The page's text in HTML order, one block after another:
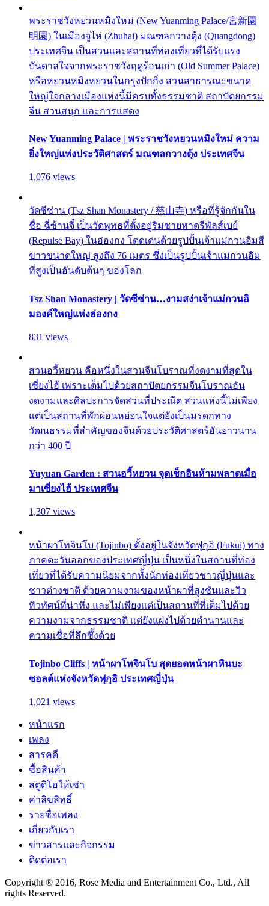
พระราชวังหยวนหมิงใหม่ (New Yuanming Palace/宮新園
明園) ในเมืองจูไห่ (Zhuhai) มณฑลกวางตุ้ง (Quangdong)
ประเทศจีน เป็นสวนและสถานที่ท่องเที่ยวที่ได้รับแรง
บันดาลใจจากพระราชวังฤดูร้อนเก่า (Old Summer Palace)
หรือหยวนหมิงหยวนในกรุงปักกิ่ง สวนสาธารณะขนาด
ใหญ่ใจกลางเมืองแห่งนี้มีครบทั้งธรรมชาติ สถาปัตยกรรม
จีน สวนสนุก และการแสดง
New Yuanming Palace | พระราชวังหยวนหมิงใหม่ ความ
ยิ่งใหญ่แห่งประวัติศาสตร์ มณฑลกวางตุ้ง ประเทศจีน
1,076 views
วัดซีซ่าน (Tsz Shan Monastery / 慈山寺) หรือที่รู้จักกันใน
ชื่อ ฉี่ซ้านจี๋ เป็นวัดพุทธที่ตั้งอยู่ริมชายหาดรีพัลส์เบย์
(Repulse Bay) ในฮ่องกง โดดเด่นด้วยรูปปั้นเจ้าแม่กวนอิมสี
ขาวขนาดใหญ่ สูงถึง 76 เมตร ซึ่งเป็นรูปปั้นเจ้าแม่กวนอิม
ที่สูงเป็นอันดับต้นๆ ของโลก
Tsz Shan Monastery | วัดซีซ่าน…งามสง่าเจ้าแม่กวนอิ
มองค์ใหญ่แห่งฮ่องกง
831 views
สวนอวี้หยวน คือหนึ่งในสวนจีนโบราณที่งดงามที่สุดใน
เซี่ยงไฮ้ เพราะเต็มไปด้วยสถาปัตยกรรมจีนโบราณอัน
งดงามและศิลปะการจัดสวนที่ประณีต สวนแห่งนี้ไม่เพียง
แต่เป็นสถานที่พักผ่อนหย่อนใจแต่ยังเป็นมรดกทาง
วัฒนธรรมที่สำคัญของจีนด้วยประวัติศาสตร์อันยาวนาน
กว่า 400 ปี
Yuyuan Garden : สวนอวี้หยวน จุดเช็กอินห้ามพลาดเมื่อ
มาเซี่ยงไฮ้ ประเทศจีน
1,307 views
หน้าผาโทจินโบ (Tojinbo) ตั้งอยู่ในจังหวัดฟุกุอิ (Fukui) ทาง
ภาคตะวันออกของประเทศญี่ปุ่น เป็นหนึ่งในสถานที่ท่อง
เที่ยวที่ได้รับความนิยมจากทั้งนักท่องเที่ยวชาวญี่ปุ่นและ
ชาวต่างชาติ ด้วยความงามของหน้าผาที่สูงชันและวิว
ทิวทัศน์ที่น่าทึ่ง และไม่เพียงแต่เป็นสถานที่ที่เต็มไปด้วย
ความงามจากธรรมชาติ แต่ยังแฝงไปด้วยตำนานและ
ความเชื่อที่ลึกซึ้งด้วย
Tojinbo Cliffs | หน้าผาโทจินโบ สุดยอดหน้าผาหินบะ
ซอลต์แห่งจังหวัดฟุกุอิ ประเทศญี่ปุ่น
1,021 views
หน้าแรก
เพลง
สารคดี
ซื้อสินค้า
สตูดิโอให้เช่า
ค่าลิขสิทธิ์
รายชื่อเพลง
เกี่ยวกับเรา
ข่าวสารและกิจกรรม
ติดต่อเรา
Copyright ® 2016, Rose Media and Entertainment Co., Ltd., All
rights Reserved.